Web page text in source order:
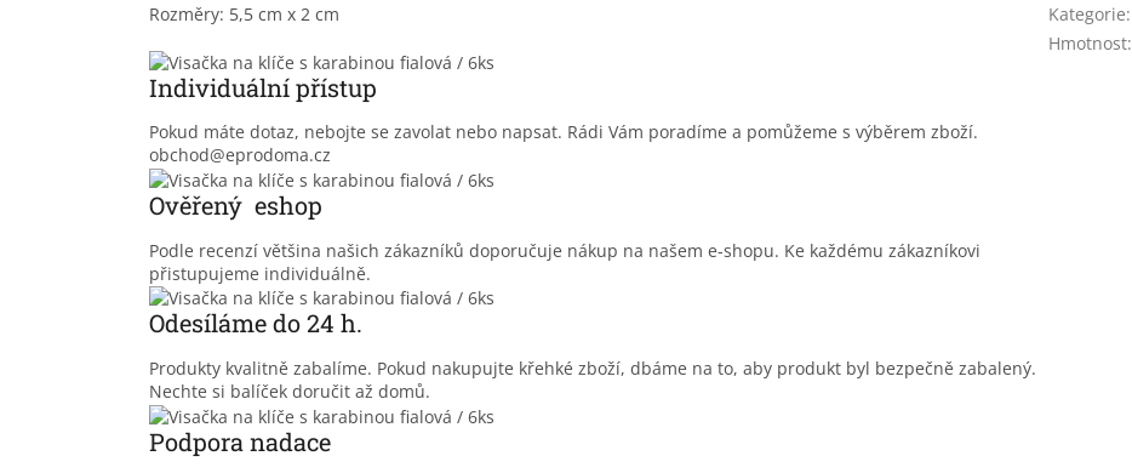
Rozměry: 5,5 cm x 2 cm
Individuální přístup
Pokud máte dotaz, nebojte se zavolat nebo napsat. Rádi Vám poradíme a pomůžeme s výběrem zboží.
obchod@eprodoma.cz
Ověřený eshop
Podle recenzí většina našich zákazníků doporučuje nákup na našem e-shopu. Ke každému zákazníkovi
přistupujeme individuálně.
Odesíláme do 24 h.
Produkty kvalitně zabalíme. Pokud nakupujte křehké zboží, dbáme na to, aby produkt byl bezpečně zabalený.
Nechte si balíček doručit až domů.
Podpora nadace
Kategorie:
Hmotnost: